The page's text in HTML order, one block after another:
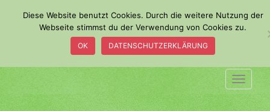
o
a
Diese Website benutzt Cookies. Durch die weitere Nutzung der
Webseite stimmst du der Verwendung von Cookies zu.
OK DATENSCHUTZERKLÄRUNG